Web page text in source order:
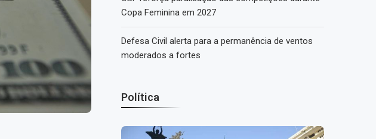
Copa Feminina em 2027
Defesa Civil alerta para a permanência de ventos
moderados a fortes
Política